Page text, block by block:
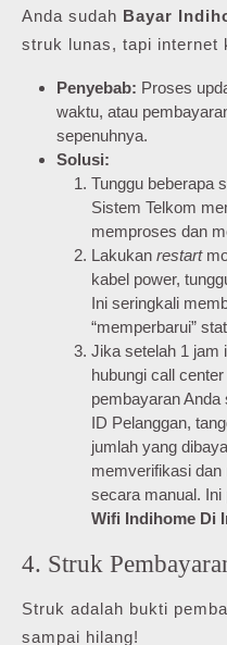
Anda sudah Bayar
struk lunas, tapi internet
Penyebab: Proses
waktu, atau
sepenuhnya.
Solusi:
Tunggu beberapa
Sistem Telkom
memproses dan
Lakukan restart
kabel power,
Ini seringkali
“memperbarui”
Jika setelah 1 jam
hubungi call
pembayaran
ID Pelanggan,
jumlah yang
memverifikasi dan
secara manual. Ini
Wifi Indihome Di
4. Struk
Struk adalah bukti
sampai hilang!